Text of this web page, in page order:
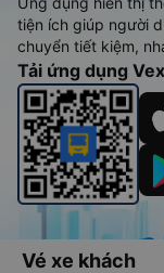
tiện ích giúp người
chuyển tiết kiệm,
Tải ứng dụng
Vé xe khách